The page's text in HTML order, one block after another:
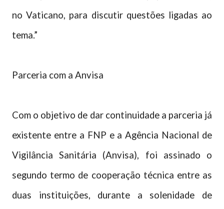
no Vaticano, para discutir questões ligadas ao
tema.”
Parceria com a Anvisa
Com o objetivo de dar continuidade a parceria já
existente entre a FNP e a Agência Nacional de
Vigilância Sanitária (Anvisa), foi assinado o
segundo termo de cooperação técnica entre as
duas instituições, durante a solenidade de